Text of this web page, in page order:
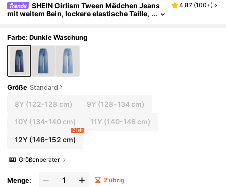
SHEIN Girlism Tween Mädchen Jeans
mit weitem Bein, lockere elastische Taille,
4,87 (100+)
Farbe: Dunkle Waschung
Größe Standard
8Y (122-128 cm) 9Y (128-134 cm)
10Y (134-140 cm) 11Y (140-146 cm)
12Y(146-152 cm)
2 left
Größenberater
Menge: 2 übrig